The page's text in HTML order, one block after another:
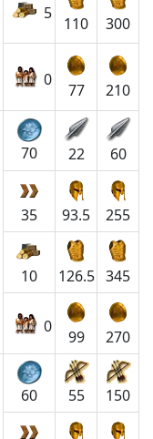
5
110 300
0
77 210
70 22 60
35 93.5 255
10 126.5 345
0
99 270
60 55 150